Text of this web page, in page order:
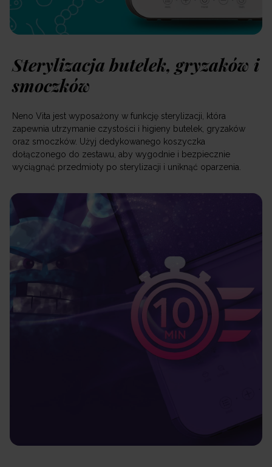
Sterylizacja butelek, gryzaków i
smoczków
Neno Vita jest wyposażony w funkcję sterylizacji, która
zapewnia utrzymanie czystości i higieny butelek, gryzaków
oraz smoczków. Użyj dedykowanego koszyczka
dołączonego do zestawu, aby wygodnie i bezpiecznie
wyciągnąć przedmioty po sterylizacji i uniknąć oparzenia.